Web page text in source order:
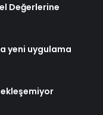
Değerlerine
yeni uygulama